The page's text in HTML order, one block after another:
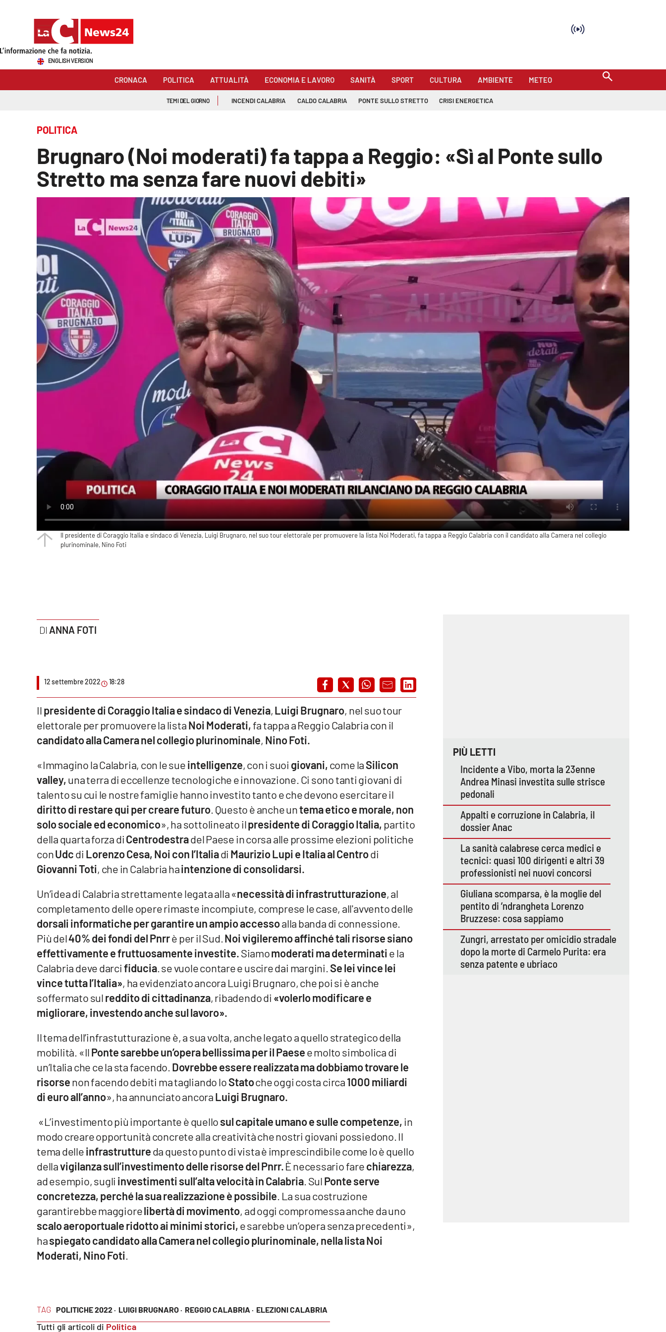
Sezioni
Economia e lavoro
Imprese Di Calabria
Venti di comunicazione
Streaming
Reggio Calabria
Lamezia Terme
Buona Sanità Calabria
Calabriavisione
Destinazioni
ENGLISH VERSION
CRONACA POLITICA ATTUALITÀ ECONOMIA E LAVORO SANITÀ SPORT CULTURA AMBIENTE METEO
TEMI DEL GIORNO INCENDI CALABRIA CALDO CALABRIA PONTE SULLO STRETTO CRISI ENERGETICA
POLITICA
Brugnaro (Noi moderati) fa tappa a Reggio: «Sì al Ponte sullo
Stretto ma senza fare nuovi debiti»
Il presidente di Coraggio Italia e sindaco di Venezia, Luigi Brugnaro, nel suo tour elettorale per promuovere la lista Noi Moderati, fa tappa a Reggio Calabria con il candidato alla Camera nel collegio
plurinominale, Nino Foti
ANNA FOTI
12 settembre 2022 18:28
TAG POLITICHE 2022 · LUIGI BRUGNARO · REGGIO CALABRIA · ELEZIONI CALABRIA
Tutti gli articoli di Politica
Ilpresidente di Coraggio Italia e sindaco di Venezia,Luigi Brugnaro, nel suo tour
elettorale per promuovere la listaNoi Moderati,fa tappa a Reggio Calabria con il
candidato alla Camera nel collegio plurinominale, Nino Foti.
«Immagino la Calabria, con le sueintelligenze, con i suoi giovani,come laSilicon
valley,una terra di eccellenze tecnologiche e innovazione. Ci sono tanti giovani di
talento su cui le nostre famiglie hanno investito tanto e che devono esercitare il
diritto di restare qui per creare futuro . Questo è anche untema etico e morale, non
solo sociale ed economico», ha sottolineato ilpresidente di Coraggio Italia, partito
della quarta forza diCentrodestradel Paese in corsa alle prossime elezioni politiche
conUdcdi Lorenzo Cesa, Noi con l’Italiadi Maurizio Lupi e Italia al Centrodi
Giovanni Toti, che in Calabria haintenzione di consolidarsi.
Un’idea di Calabria strettamente legata alla «necessità di infrastrutturazione, al
completamento delle opere rimaste incompiute, comprese le case, all'avvento delle
dorsali informatiche per garantire un ampio accessoalla banda di connessione.
Più del40% dei fondi del Pnrrè per il Sud. Noi vigileremo affinché tali risorse siano
effettivamente e fruttuosamente investite.Siamomoderati ma determinatie la
Calabria deve darcifiducia. se vuole contare e uscire dai margini. Se lei vince lei
vince tutta l’Italia», ha evidenziato ancora Luigi Brugnaro, che poi si è anche
soffermato sulreddito di cittadinanza, ribadendo di «volerlo modificare e
migliorare, investendo anche sul lavoro».
Il tema dell’infrastutturazione è, a sua volta, anche legato a quello strategico della
mobilità. «IlPonte sarebbe un’opera bellissima per il Paesee molto simbolica di
un’Italia che ce la sta facendo. Dovrebbe essere realizzata ma dobbiamo trovare le
risorsenon facendo debiti ma tagliando loStatoche oggi costa circa1000 miliardi
di euro all’anno», ha annunciato ancoraLuigi Brugnaro.
«L’investimento più importante è quellosul capitale umano e sulle competenze,in
modo creare opportunità concrete alla creatività che nostri giovani possiedono. Il
tema delleinfrastruttureda questo punto di vista è imprescindibile come lo è quello
dellavigilanza sull’investimento delle risorse del Pnrr.È necessario farechiarezza,
ad esempio, sugli investimenti sull’alta velocità in Calabria . SulPonte serve
concretezza, perché la sua realizzazione è possibile . La sua costruzione
garantirebbe maggiorelibertà di movimento, ad oggi compromessa anche da uno
scalo aeroportuale ridotto ai minimi storici,e sarebbe un’opera senza precedenti»,
haspiegato candidato alla Camera nel collegio plurinominale, nella lista Noi
Moderati, Nino Foti
PIÙ LETTI
Incidente a Vibo, morta la 23enne
Andrea Minasi investita sulle strisce
pedonali
Appalti e corruzione in Calabria, il
dossier Anac
La sanità calabrese cerca medici e
tecnici: quasi 100 dirigenti e altri 39
professionisti nei nuovi concorsi
Giuliana scomparsa, è la moglie del
pentito di ’ndrangheta Lorenzo
Bruzzese: cosa sappiamo
Zungri, arrestato per omicidio stradale
dopo la morte di Carmelo Purita: era
senza patente e ubriaco